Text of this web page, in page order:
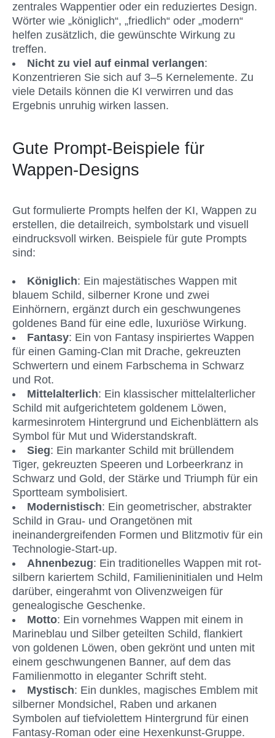
zentrales Wappentier oder ein reduziertes Design.
Wörter wie „königlich“, „friedlich“ oder „modern“
helfen zusätzlich, die gewünschte Wirkung zu
treffen.
Nicht zu viel auf einmal verlangen:
Konzentrieren Sie sich auf 3–5 Kernelemente. Zu
viele Details können die KI verwirren und das
Ergebnis unruhig wirken lassen.
Gute Prompt-Beispiele für
Wappen-Designs
Gut formulierte Prompts helfen der KI, Wappen zu
erstellen, die detailreich, symbolstark und visuell
eindrucksvoll wirken. Beispiele für gute Prompts
sind:
Königlich: Ein majestätisches Wappen mit
blauem Schild, silberner Krone und zwei
Einhörnern, ergänzt durch ein geschwungenes
goldenes Band für eine edle, luxuriöse Wirkung.
Fantasy: Ein von Fantasy inspiriertes Wappen
für einen Gaming-Clan mit Drache, gekreuzten
Schwertern und einem Farbschema in Schwarz
und Rot.
Mittelalterlich: Ein klassischer mittelalterlicher
Schild mit aufgerichtetem goldenem Löwen,
karmesinrotem Hintergrund und Eichenblättern als
Symbol für Mut und Widerstandskraft.
Sieg: Ein markanter Schild mit brüllendem
Tiger, gekreuzten Speeren und Lorbeerkranz in
Schwarz und Gold, der Stärke und Triumph für ein
Sportteam symbolisiert.
Modernistisch: Ein geometrischer, abstrakter
Schild in Grau- und Orangetönen mit
ineinandergreifenden Formen und Blitzmotiv für ein
Technologie-Start-up.
Ahnenbezug: Ein traditionelles Wappen mit rot-
silbern kariertem Schild, Familieninitialen und Helm
darüber, eingerahmt von Olivenzweigen für
genealogische Geschenke.
Motto: Ein vornehmes Wappen mit einem in
Marineblau und Silber geteilten Schild, flankiert
von goldenen Löwen, oben gekrönt und unten mit
einem geschwungenen Banner, auf dem das
Familienmotto in eleganter Schrift steht.
Mystisch: Ein dunkles, magisches Emblem mit
silberner Mondsichel, Raben und arkanen
Symbolen auf tiefviolettem Hintergrund für einen
Fantasy-Roman oder eine Hexenkunst-Gruppe.